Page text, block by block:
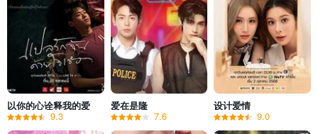
以你的心诠释我的爱
9.3
爱在是隆
7.6
设计爱情
9.0